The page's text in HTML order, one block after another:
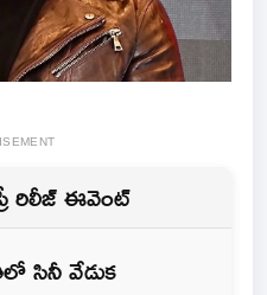
రిలీజ్ ఈవెంట్
సినీ వేడుక